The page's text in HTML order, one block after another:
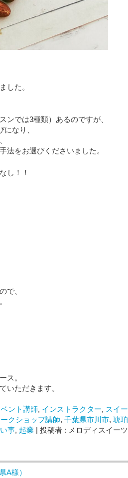
した。
ンでは3種類）あるのですが、
なり、
法をお選びくださいました。
し！！
で、
ス。
いただきます。
ント講師, インストラクター, スイー
ークショップ講師, 千葉県市川市, 琥珀
事, 起業 | 投稿者 : メロディスイーツ
A様）